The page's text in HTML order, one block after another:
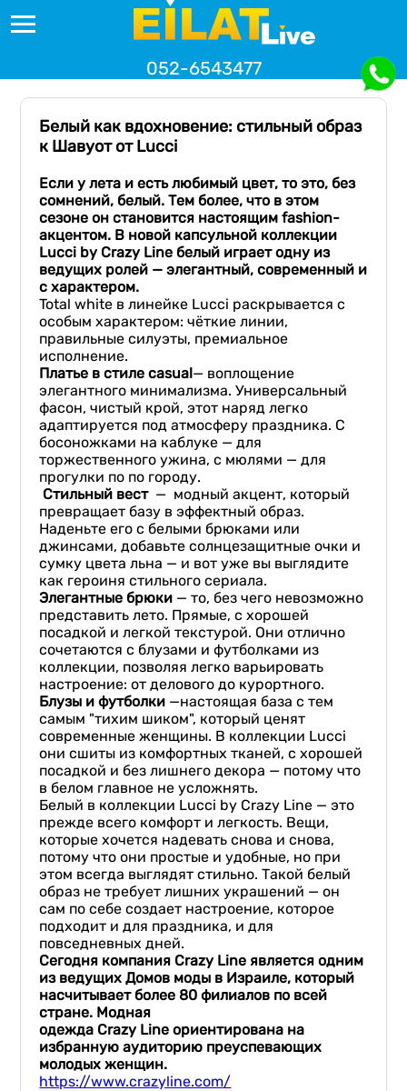
052-6543477
Белый как вдохновение: стильный образ
к Шавуот от Lucci
Если у лета и есть любимый цвет, то это, без
сомнений, белый. Тем более, что в этом
сезоне он становится настоящимfashion-
акцентом. В новой капсульной коллекции
Lucci by Crazy Line белый играет одну из
ведущих ролей — элегантный, современный и
с характером.
Total white в линейке Lucci раскрывается с
особым характером: чёткие линии,
правильные силуэты, премиальное
исполнение.
Платье в стилеcasual— воплощение
элегантного минимализма. Универсальный
фасон, чистый крой, этот наряд легко
адаптируется под атмосферу праздника. С
босоножками на каблуке — для
торжественного ужина, с мюлями — для
прогулки по по городу.
Стильный вест— модный акцент, который
превращает базу в эффектный образ.
Наденьте его с белыми брюками или
джинсами, добавьте солнцезащитные очки и
сумку цвета льна — и вот уже вы выглядите
как героиня стильного сериала.
Элегантные брюки — то, без чего невозможно
представить лето. Прямые, с хорошей
посадкой и легкой текстурой. Они отлично
сочетаются с блузами и футболками из
коллекции, позволяя легко варьировать
настроение: от делового до курортного.
Блузы и футболки —настоящая база с тем
самым "тихим шиком", который ценят
современные женщины. В коллекции Lucci
они сшиты из комфортных тканей, с хорошей
посадкой и без лишнего декора — потому что
в белом главное не усложнять.
Белый в коллекции Lucci by Crazy Line — это
прежде всего комфорт и легкость. Вещи,
которые хочется надевать снова и снова,
потому что они простые и удобные, но при
этом всегда выглядят стильно. Такой белый
образ не требует лишних украшений — он
сам по себе создает настроение, которое
подходит и для праздника, и для
повседневных дней.
Сегодня компания Crazy Line является одним
из ведущих Домов моды в Израиле, который
насчитывает более 80 филиалов по всей
стране. Модная
одежда Crazy Lineориентирована на
избранную аудиторию преуспевающих
молодых женщин.
https://www.crazyline.com/